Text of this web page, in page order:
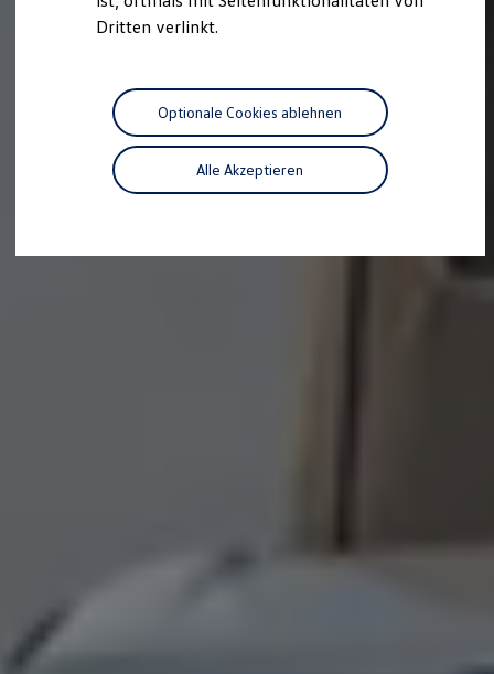
Vanlife
California App
California Lifestyle & Zubehör
Übernachten im California
Unternehmen
Karriere
Nachhaltigkeit
Dritten verlinkt.
Alle Akzeptieren
Optionale Cookies ablehnen